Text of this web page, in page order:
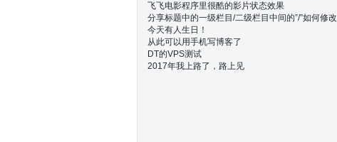
飞飞电影程序里很酷的影片状态效果
分享标题中的一级栏目/二级栏目中间的”/”如何修改
今天有人生日！
从此可以用手机写博客了
DT的VPS测试
2017年我上路了，路上见